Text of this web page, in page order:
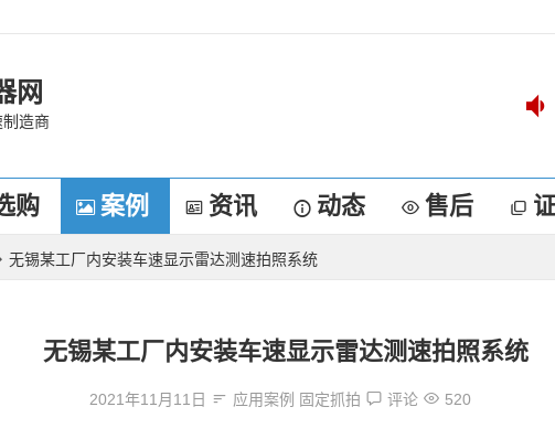
网
造商
购 案例 资讯 动态 售后
无锡某工厂内安装车速显示雷达测速拍照系统
无锡某工厂内安装车速显示雷达测速拍照系统
2021年11月11日 应用案例 固定抓拍 评论 520